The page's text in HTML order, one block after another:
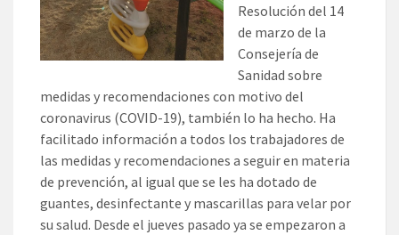
Resolución del 14
de marzo de la
Consejería de
Sanidad sobre
medidas y recomendaciones con motivo del
coronavirus (COVID-19), también lo ha hecho. Ha
facilitado información a todos los trabajadores de
las medidas y recomendaciones a seguir en materia
de prevención, al igual que se les ha dotado de
guantes, desinfectante y mascarillas para velar por
su salud. Desde el jueves pasado ya se empezaron a